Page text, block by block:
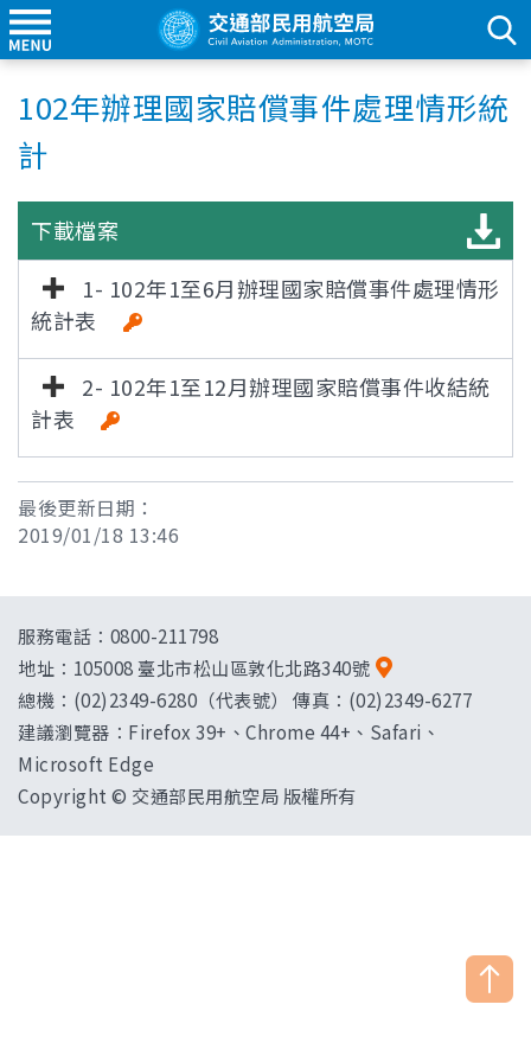
102年辦理國家賠償事件處理情形統
計
下載檔案
1- 102年1至6月辦理國家賠償事件處理情形
統計表
2- 102年1至12月辦理國家賠償事件收結統
計表
最後更新日期：
2019/01/18 13:46
服務電話：0800-211798
地址： 105008 臺北市松山區敦化北路340號
總機：(02)2349-6280（代表號） 傳真：(02)2349-6277
建議瀏覽器：Firefox 39+、Chrome 44+、Safari、
Microsoft Edge
Copyright © 交通部民用航空局 版權所有